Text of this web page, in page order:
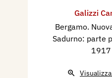
Galizzi
Bergamo.
Sadurno: parte
1917